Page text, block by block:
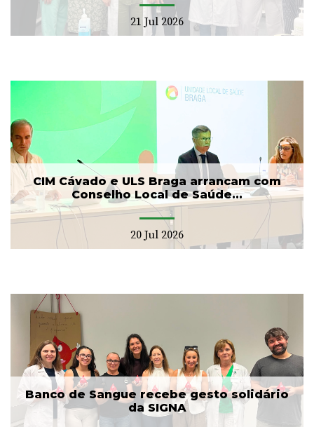
21 Jul 2026
CIM Cávado e ULS Braga arrancam com
Conselho Local de Saúde...
20 Jul 2026
Banco de Sangue recebe gesto solidário
da SIGNA